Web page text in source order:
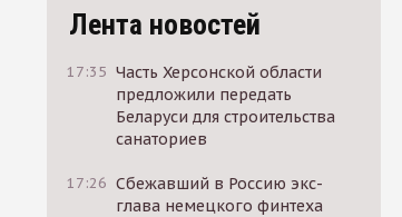
Лента новостей
17:35 Часть Херсонской области
предложили передать
Беларуси для строительства
санаториев
17:26 Сбежавший в Россию экс-
глава немецкого финтеха